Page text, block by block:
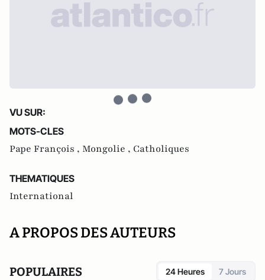
VU SUR:
MOTS-CLES
Pape François , Mongolie , Catholiques
THEMATIQUES
International
A PROPOS DES AUTEURS
POPULAIRES 24 Heures 7 Jours